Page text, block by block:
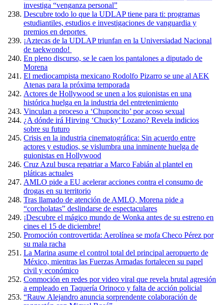
investiga “venganza personal”
Descubre todo lo que la UDLAP tiene para ti: programas
estudiantiles, estudios e investigaciones de vanguardia y
premios en deportes
¡Aztecas de la UDLAP triunfan en la Universiadad Nacional
de taekwondo!
En pleno discurso, se le caen los pantalones a diputado de
Morena
El mediocampista mexicano Rodolfo Pizarro se une al AEK
Atenas para la próxima temporada
Actores de Hollywood se unen a los guionistas en una
histórica huelga en la industria del entretenimiento
Vinculan a proceso a ‘Chuponcito’ por acoso sexual
¿A dónde irá Hirving ‘Chucky’ Lozano? Revela indicios
sobre su futuro
Crisis en la industria cinematográfica: Sin acuerdo entre
actores y estudios, se vislumbra una inminente huelga de
guionistas en Hollywood
Cruz Azul busca repatriar a Marco Fabián al plantel en
pláticas actuales
AMLO pide a EU acelerar acciones contra el consumo de
drogas en su territorio
Tras llamado de atención de AMLO, Morena pide a
“corcholatas” deslindarse de espectaculares
¡Descubre el mágico mundo de Wonka antes de su estreno en
cines el 15 de diciembre!
Promoción controvertida: Aerolínea se mofa Checo Pérez por
su mala racha
La Marina asume el control total del principal aeropuerto de
México, mientras las Fuerzas Armadas fortalecen su papel
civil y económico
Conmoción en redes por video viral que revela brutal agresión
a empleado en Taquería Orinoco y falta de acción policial
“Rauw Alejandro anuncia sorprendente colaboración de